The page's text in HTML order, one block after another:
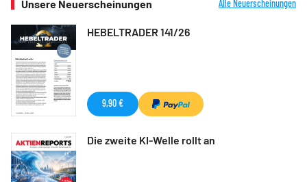
Unsere Neuerscheinungen Alle Neuerscheinungen
HEBELTRADER 141/26
9,90 €
Die zweite KI-Welle rollt an